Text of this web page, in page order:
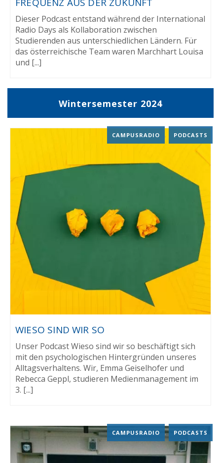
Dieser Podcast entstand während der International
Radio Days als Kollaboration zwischen
Studierenden aus unterschiedlichen Ländern. Für
das österreichische Team waren Marchhart Louisa
und [...]
Wintersemester 2024
WIESO SIND WIR SO
CAMPUSRADIO , PODCASTS
Unser Podcast Wieso sind wir so beschäftigt sich
mit den psychologischen Hintergründen unseres
Alltagsverhaltens. Wir, Emma Geiselhofer und
Rebecca Geppl, studieren Medienmanagement im
3. [...]
CAMPUSRADIO , PODCASTS